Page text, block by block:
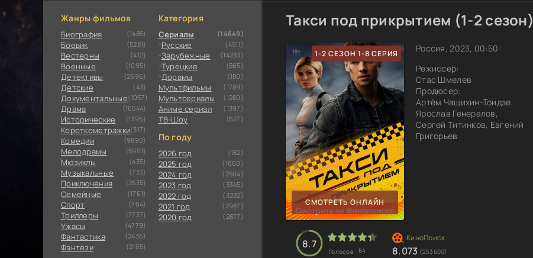
Жанры фильмов
Биография (1485)
Боевик (5281)
Вестерны (412)
Военные (1095)
Детективы (2696)
Детские (43)
Документальные(1057)
Драма (16544)
Исторические (1396)
Короткометражки(317)
Комедии (9890)
Мелодрамы (5991)
Мюзиклы (435)
Музыкальные (733)
Приключения (2535)
Семейные (1761)
Cпорт (704)
Триллеры (7737)
Ужасы (4779)
Фантастика (2436)
Фэнтези (2105)
Категория
Сериалы (14649)
Русские (4511)
Зарубежные (14283)
Турецкие (565)
Дорамы (180)
Мультфильмы (1789)
Мультсериалы (1280)
Аниме сериал (1397)
ТВ-Шоу (627)
По году
2026 год (182)
2025 год (1660)
2024 год (2504)
2023 год (3345)
2022 год (3282)
2021 год (2987)
2020 год (2877)
Такси под прикрытием (1-2 сезон)
1-2 СЕЗОН 1-8 СЕРИЯ
СМОТРЕТЬ ОНЛАЙН
Россия, 2023, 00:50
Режиссер:
Стас Шмелев
Продюсер:
Артём Чащихин-Тоидзе,
Ярослав Генералов,
Сергей Титинков, Евгений
Григорьев
8.7
Голосов: 84 8.073 (253600)